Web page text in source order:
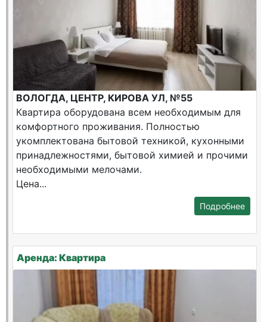
ВОЛОГДА, ЦЕНТР, КИРОВА УЛ, №55
Квартира оборудована всем необходимым для
комфортного проживания. Полностью
укомплектована бытовой техникой, кухонными
принадлежностями, бытовой химией и прочими
необходимыми мелочами.
Цена...
Подробнее
Аренда: Квартира